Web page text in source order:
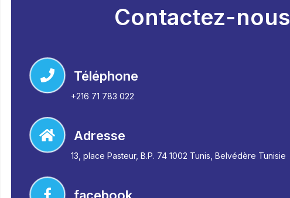
Contactez-nous
Téléphone
+216 71 783 022
Adresse
13, place Pasteur, B.P. 74 1002 Tunis, Belvédère Tunisie
facebook